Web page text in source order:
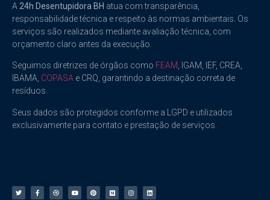
A 24h Desentupidora BH atua com transparência,
responsabilidade técnica e respeito às normas ambientais. Os
serviços são realizados mediante avaliação técnica, com
orçamento claro antes da execução.
Seguimos diretrizes de órgãos como FEAM, IGAM, IEF, CREA,
IBAMA, COPASA e CRQ, garantindo a destinação correta de
resíduos.
Seus dados são protegidos conforme a LGPD e utilizados
exclusivamente para contato e prestação de serviços.